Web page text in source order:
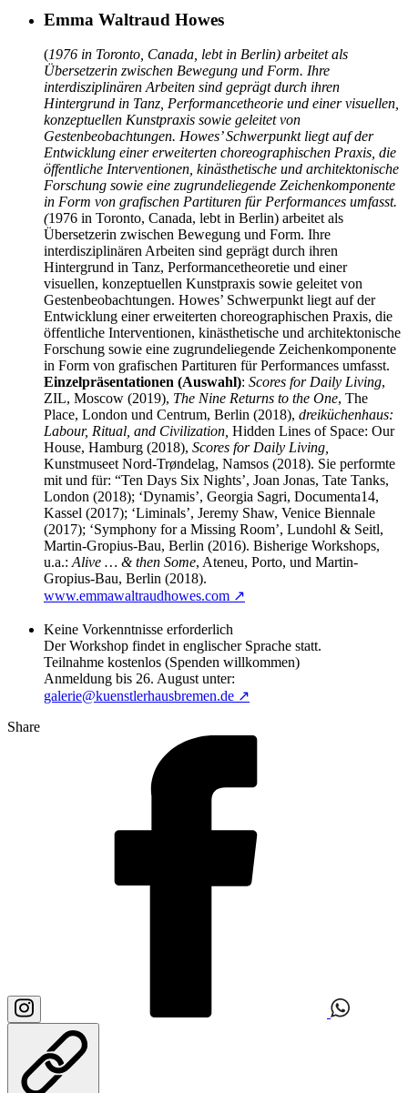
Emma Waltraud Howes
(1976 in Toronto, Canada, lebt in Berlin) arbeitet als
Übersetzerin zwischen Bewegung und Form. Ihre
interdisziplinären Arbeiten sind geprägt durch ihren
Hintergrund in Tanz, Performancetheorie und einer visuellen,
konzeptuellen Kunstpraxis sowie geleitet von
Gestenbeobachtungen. Howes’ Schwerpunkt liegt auf der
Entwicklung einer erweiterten choreographischen Praxis, die
öffentliche Interventionen, kinästhetische und architektonische
Forschung sowie eine zugrundeliegende Zeichenkomponente
in Form von grafischen Partituren für Performances umfasst.
(1976 in Toronto, Canada, lebt in Berlin) arbeitet als
Übersetzerin zwischen Bewegung und Form. Ihre
interdisziplinären Arbeiten sind geprägt durch ihren
Hintergrund in Tanz, Performancetheoretie und einer
visuellen, konzeptuellen Kunstpraxis sowie geleitet von
Gestenbeobachtungen. Howes’ Schwerpunkt liegt auf der
Entwicklung einer erweiterten choreographischen Praxis, die
öffentliche Interventionen, kinästhetische und architektonische
Forschung sowie eine zugrundeliegende Zeichenkomponente
in Form von grafischen Partituren für Performances umfasst.
Einzelpräsentationen (Auswahl): Scores for Daily Living,
ZIL, Moscow (2019), The Nine Returns to the One, The
Place, London und Centrum, Berlin (2018), dreiküchenhaus:
Labour, Ritual, and Civilization, Hidden Lines of Space: Our
House, Hamburg (2018), Scores for Daily Living,
Kunstmuseet Nord-Trøndelag, Namsos (2018). Sie performte
mit und für: “Ten Days Six Nights’, Joan Jonas, Tate Tanks,
London (2018); ‘Dynamis’, Georgia Sagri, Documenta14,
Kassel (2017); ‘Liminals’, Jeremy Shaw, Venice Biennale
(2017); ‘Symphony for a Missing Room’, Lundohl & Seitl,
Martin-Gropius-Bau, Berlin (2016). Bisherige Workshops,
u.a.: Alive … & then Some, Ateneu, Porto, und Martin-
Gropius-Bau, Berlin (2018).
www.emmawaltraudhowes.com ↗
Keine Vorkenntnisse erforderlich
Der Workshop findet in englischer Sprache statt.
Teilnahme kostenlos (Spenden willkommen)
Anmeldung bis 26. August unter:
galerie@kuenstlerhausbremen.de ↗
Share